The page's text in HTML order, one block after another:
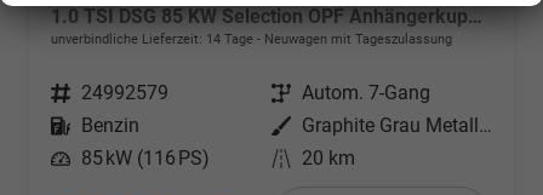
1.0 TSI DSG 85 KW Selection OPF Anhängerkupplung + Winter Paket Plus
unverbindliche Lieferzeit: 14 Tage Neuwagen mit Tageszulassung
Fahrzeugnr. 24992579 Getriebe Autom. 7-Gang
Kraftstoff
Benzin Außenfarbe
Graphite Grau Metallic
Leistung 85 kW (116 PS) Kilometerstand 20 km